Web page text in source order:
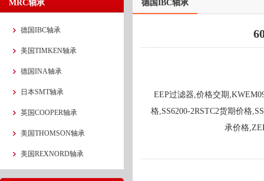
MRC轴承
德国IBC轴承
美国TIMKEN轴承
德国INA轴承
日本SMT轴承
英国COOPER轴承
美国THOMSON轴承
美国REXNORD轴承
德国IBC轴承
EEP过滤器,价格交期
格,SS6200-2RSTC2货期价格
承价格